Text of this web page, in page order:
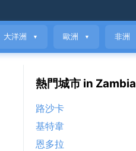
大洋洲 ▼ 歐洲 ▼ 非洲
熱門城市 in Zambia
路沙卡
基特韋
恩多拉